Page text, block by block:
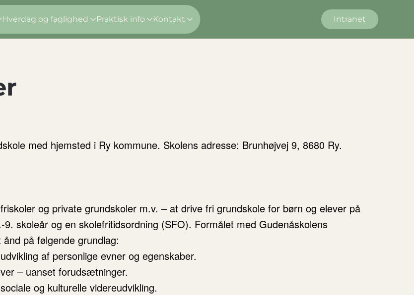
Hverdag og faglighed Praktisk info Kontakt Intranet
med hjemsted i Ry kommune. Skolens adresse: Brunhøjvej 9, 8680 Ry.
og private grundskoler m.v. – at drive fri grundskole for børn og elever på
skoleår og en skolefritidsordning (SFO). Formålet med Gudenåskolens
på følgende grundlag:
af personlige evner og egenskaber.
– uanset forudsætninger.
og kulturelle videreudvikling.